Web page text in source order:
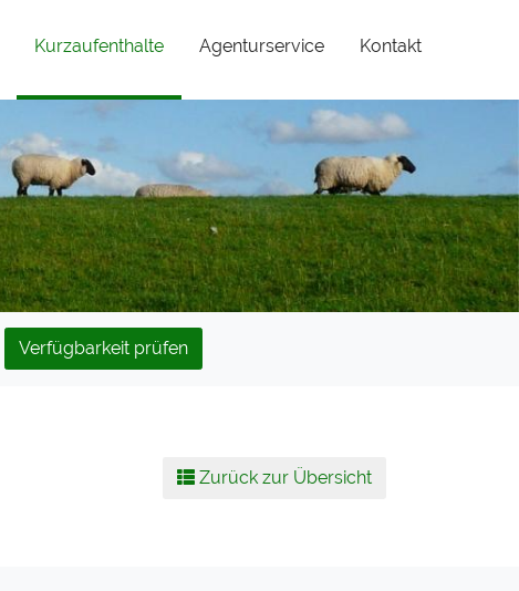
Kurzaufenthalte(current)Agenturservice Kontakt
Verfügbarkeit prüfen
Zurück zur Übersicht